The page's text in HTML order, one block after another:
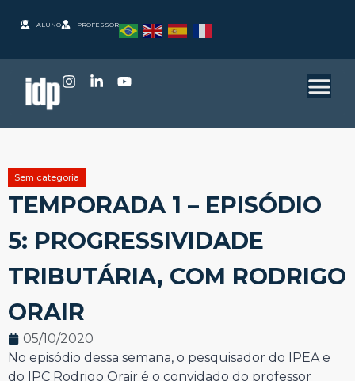
ALUNO PROFESSOR
Sem categoria
TEMPORADA 1 – EPISÓDIO
5: PROGRESSIVIDADE
TRIBUTÁRIA, COM RODRIGO
ORAIR
05/10/2020
No episódio dessa semana, o pesquisador do IPEA e
do IPC Rodrigo Orair é o convidado do professor